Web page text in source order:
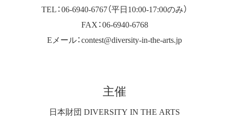
TEL：06-6940-6767（平日10:00-17:00のみ）
FAX：06-6940-6768
Eメール：contest@diversity-in-the-arts.jp
主催
日本財団 DIVERSITY IN THE ARTS